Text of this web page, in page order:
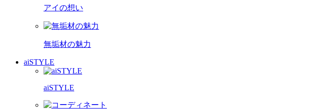
アイの想い
無垢材の魅力
aiSTYLE
aiSTYLE